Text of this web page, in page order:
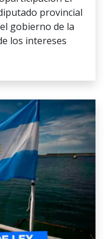
provincial
gobierno de la
los intereses